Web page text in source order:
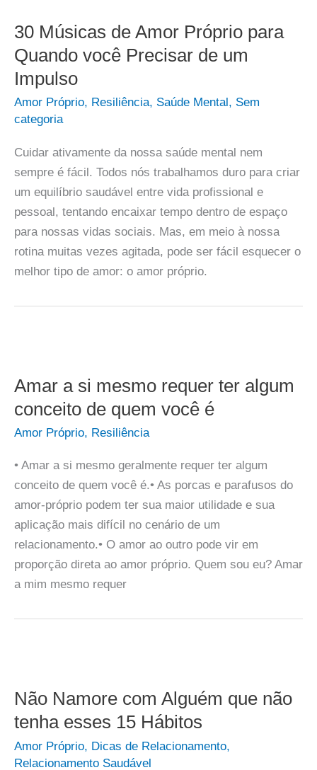
30 Músicas de Amor Próprio para
Quando você Precisar de um
Impulso
Amor Próprio, Resiliência, Saúde Mental , Sem
categoria
Cuidar ativamente da nossa saúde mental nem
sempre é fácil. Todos nós trabalhamos duro para criar
um equilíbrio saudável entre vida profissional e
pessoal, tentando encaixar tempo dentro de espaço
para nossas vidas sociais. Mas, em meio à nossa
rotina muitas vezes agitada, pode ser fácil esquecer o
melhor tipo de amor: o amor próprio.
Amar a si mesmo requer ter algum
conceito de quem você é
Amor Próprio, Resiliência
• Amar a si mesmo geralmente requer ter algum
conceito de quem você é.• As porcas e parafusos do
amor-próprio podem ter sua maior utilidade e sua
aplicação mais difícil no cenário de um
relacionamento.• O amor ao outro pode vir em
proporção direta ao amor próprio. Quem sou eu? Amar
a mim mesmo requer
Não Namore com Alguém que não
tenha esses 15 Hábitos
Amor Próprio, Dicas de Relacionamento,
Relacionamento Saudável